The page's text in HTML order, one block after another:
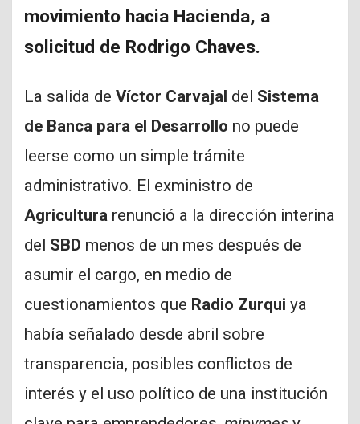
movimiento hacia Hacienda, a
solicitud de Rodrigo Chaves.
La salida de Víctor Carvajal del Sistema
de Banca para el Desarrollo no puede
leerse como un simple trámite
administrativo. El exministro de
Agricultura renunció a la dirección interina
del SBD menos de un mes después de
asumir el cargo, en medio de
cuestionamientos que Radio Zurqui ya
había señalado desde abril sobre
transparencia, posibles conflictos de
interés y el uso político de una institución